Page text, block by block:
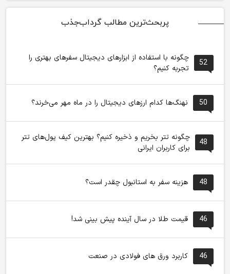
پربحث‌ترین مطالب گرداب‌جذب
52
چگونه با استفاده از ابزارهای دیجیتال سفرهای بهتری را
تجربه کنیم؟
50 نهنگ‌ها کدام ارزهای دیجیتال را در ماه مهر می‌خرند؟
48
چگونه تتر بخریم و ذخیره کنیم؟ بهترین کیف پول‌های تتر
برای کاربران ایرانی
48 هزینه سفر به استانبول چقدر است؟
46 قیمت طلا در سال آینده پیش بینی شد!
46 کاربرد ورق های فولادی در صنعت